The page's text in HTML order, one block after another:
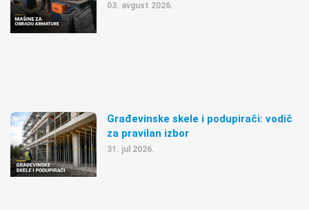
03. avgust 2026.
Građevinske skele i podupirači: vodič
za pravilan izbor
31. jul 2026.